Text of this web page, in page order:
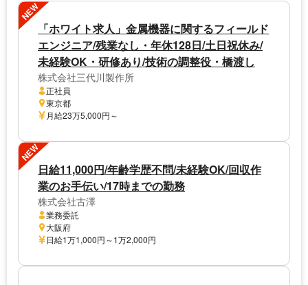
NEW
「ホワイト求人」金属機器に関するフィールド
エンジニア/残業なし・年休128日/土日祝休み/
未経験OK・研修あり/技術の調整役・橋渡し
株式会社三代川製作所
正社員
東京都
月給23万5,000円～
NEW
日給11,000円/年齢学歴不問/未経験OK/回収作
業のお手伝い/17時までの勤務
株式会社古澤
業務委託
大阪府
日給1万1,000円～1万2,000円